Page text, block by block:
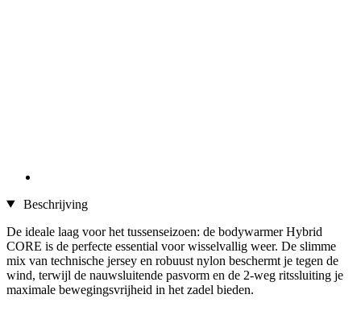
Beschrijving
De ideale laag voor het tussenseizoen: de bodywarmer Hybrid
CORE is de perfecte essential voor wisselvallig weer. De slimme
mix van technische jersey en robuust nylon beschermt je tegen de
wind, terwijl de nauwsluitende pasvorm en de 2-weg ritssluiting je
maximale bewegingsvrijheid in het zadel bieden.